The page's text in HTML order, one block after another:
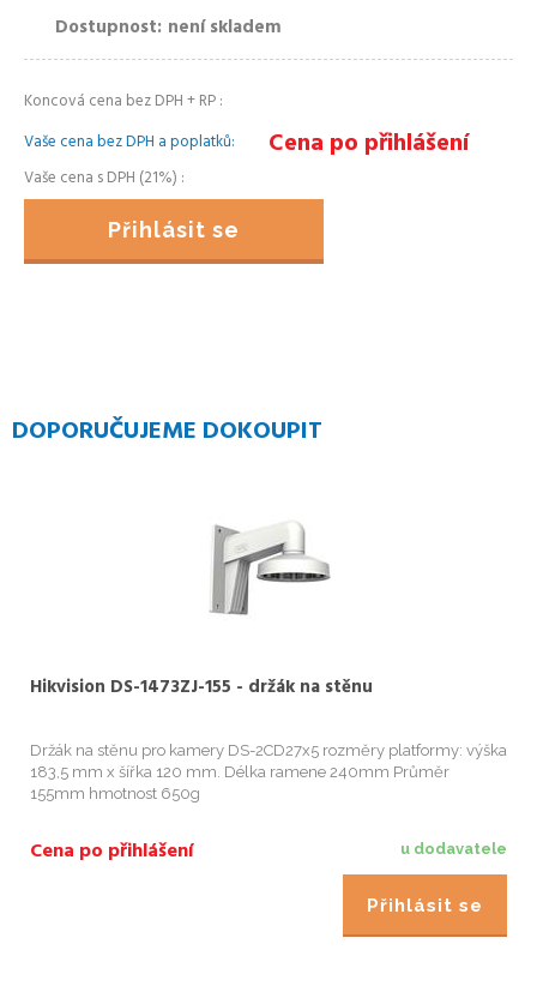
Dostupnost není skladem
Koncová cena bez DPH + RP
Vaše cena bez DPH a poplatků
Cena po přihlášení
Vaše cena s DPH (21%)
Přihlásit se
DOPORUČUJEME DOKOUPIT
Hikvision DS-1473ZJ-155 - držák na stěnu
Držák na stěnu pro kamery DS-2CD27x5 rozměry platformy: výška
183,5 mm x šířka 120 mm. Délka ramene 240mm Průměr
155mm hmotnost 650g
u dodavatele
Cena po přihlášení
Přihlásit se